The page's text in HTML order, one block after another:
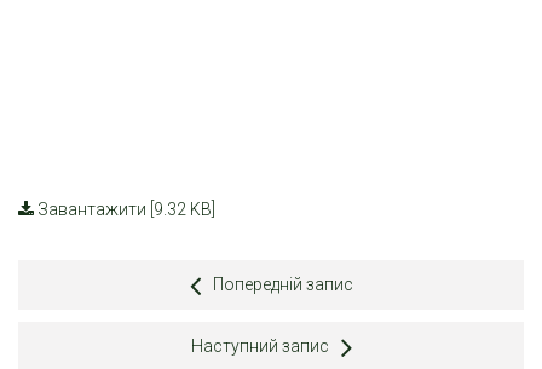
Завантажити [9.32 KB]
Попередній запис
Наступний запис